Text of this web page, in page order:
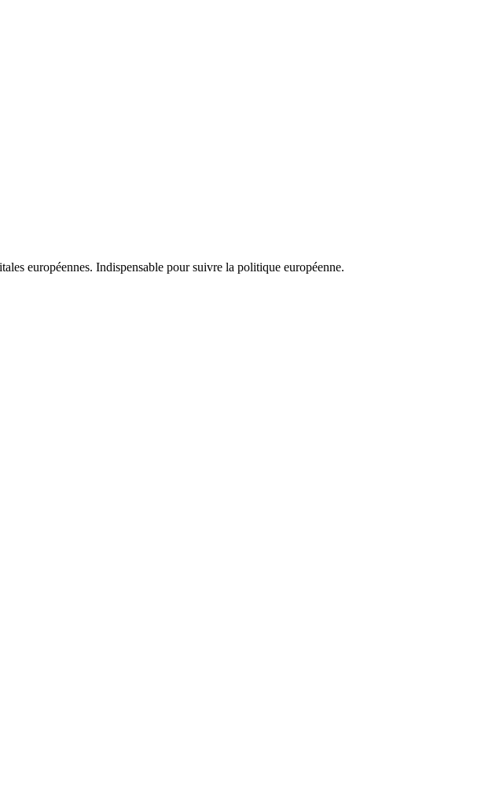
européennes. Indispensable pour suivre la politique européenne.